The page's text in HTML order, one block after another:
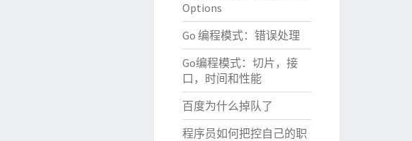
Options
Go 编程模式：错误处理
Go编程模式：切片，接
口，时间和性能
百度为什么掉队了
程序员如何把控自己的职